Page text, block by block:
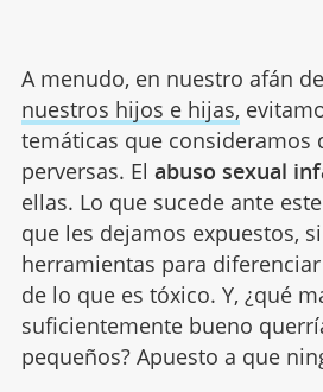
A menudo, en nuestro afán de
nuestros hijos e hijas,
temáticas que consideramos
perversas. El abuso sexual
ellas. Lo que sucede ante
que les dejamos expuestos,
herramientas para
de lo que es tóxico. Y, ¿qué
suficientemente bueno
pequeños? Apuesto a que